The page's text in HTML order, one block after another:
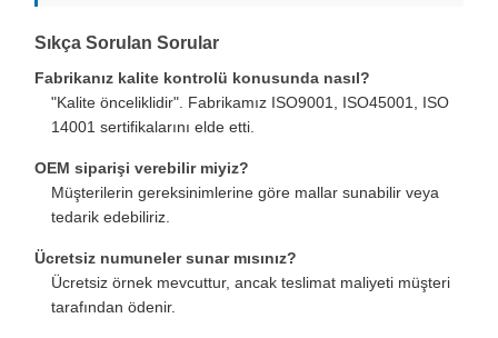
Sıkça Sorulan Sorular
Fabrikanız kalite kontrolü konusunda nasıl?
"Kalite önceliklidir". Fabrikamız ISO9001, ISO45001, ISO
14001 sertifikalarını elde etti.
OEM siparişi verebilir miyiz?
Müşterilerin gereksinimlerine göre mallar sunabilir veya
tedarik edebiliriz.
Ücretsiz numuneler sunar mısınız?
Ücretsiz örnek mevcuttur, ancak teslimat maliyeti müşteri
tarafından ödenir.